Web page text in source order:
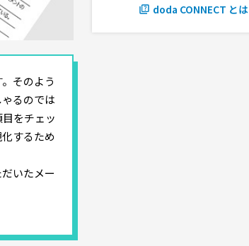
そのよう
るのでは
をチェッ
するため
いたメー
doda CONNECT とは